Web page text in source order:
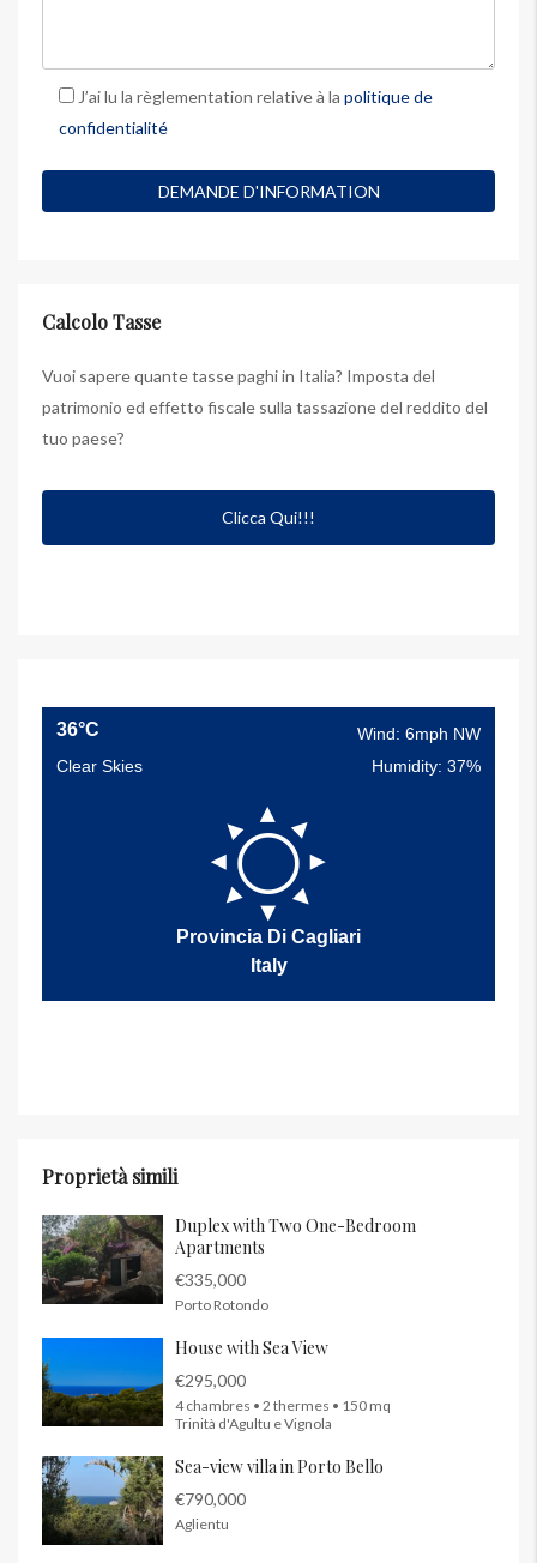
J’ai lu la règlementation relative à la politique de
confidentialité
Calcolo Tasse
Vuoi sapere quante tasse paghi in Italia? Imposta del
patrimonio ed effetto fiscale sulla tassazione del reddito del
tuo paese?
Clicca Qui!!!
36°C
Wind: 6mph NW
Clear Skies
Humidity: 37%
Provincia Di Cagliari
Italy
Proprietà simili
Duplex with Two One-Bedroom
Apartments
€335,000
Porto Rotondo
House with Sea View
€295,000
4 chambres • 2 thermes • 150 mq
Trinità d'Agultu e Vignola
Sea-view villa in Porto Bello
€790,000
Aglientu